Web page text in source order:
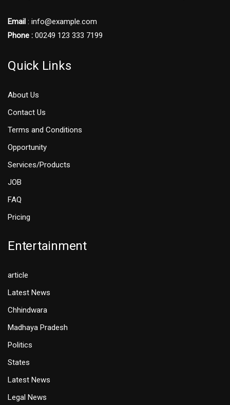
Email : info@example.com
Phone : 00249 123 333 7199
Quick Links
About Us
Contact Us
Terms and Conditions
Opportunity
Services/Products
JOB
FAQ
Pricing
Entertainment
article
Latest News
Chhindwara
Madhaya Pradesh
Politics
States
Latest News
Legal News